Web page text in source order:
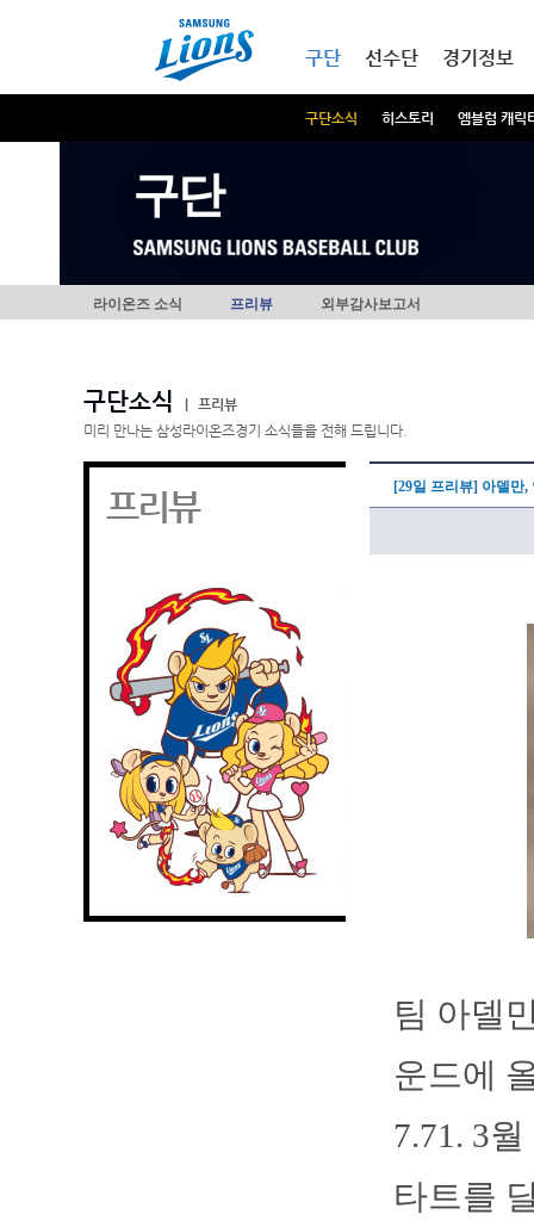
구단
구단소식 히스토리 엠블럼 캐릭
선수단 경기정보
구단
라이온즈 소식 프리뷰 외부감사보고서
구단소식
프리뷰
미리 만나는 삼성라이온즈경기 소식들을 전해 드립니다.
프리뷰 [29일 프리뷰] 아델만
팀 아델
운드에
7.71. 3
타트를